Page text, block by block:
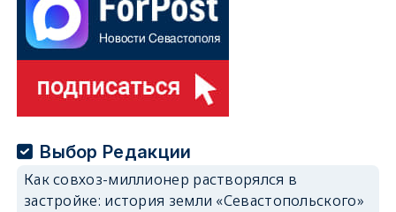
Выбор Редакции
Как совхоз-миллионер растворялся в
застройке: история земли «Севастопольского»